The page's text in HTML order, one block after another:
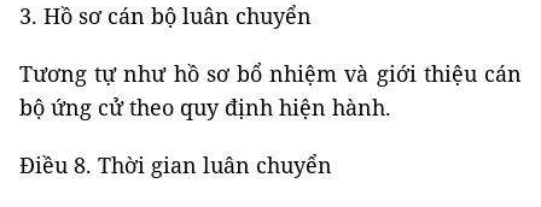
3. Hồ sơ cán bộ luân chuyển
Tương tự như hồ sơ bổ nhiệm và giới thiệu cán
bộ ứng cử theo quy định hiện hành.
Điều 8. Thời gian luân chuyển